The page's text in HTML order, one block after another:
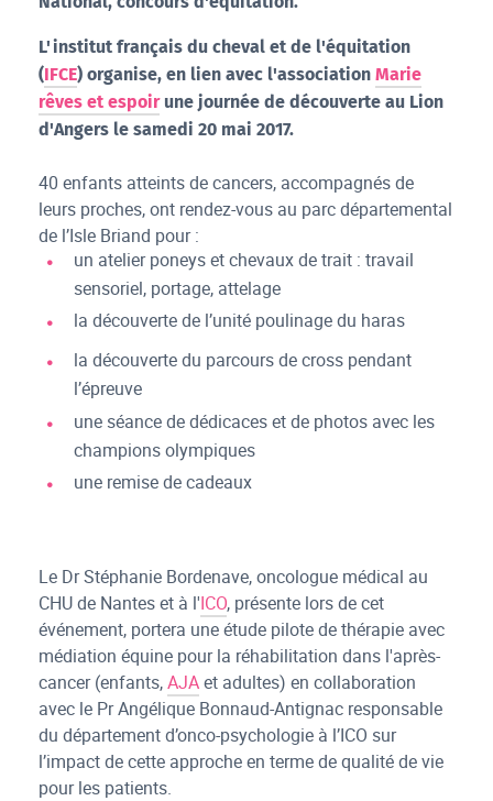
L'institut français du cheval et de l'équitation
(IFCE) organise, en lien avec l'associationMarie
rêves et espoirune journée de découverte au Lion
d'Angers le samedi 20 mai 2017.
40 enfants atteints de cancers, accompagnés de
leurs proches, ont rendez-vous au parc départemental
de l’Isle Briand pour :
un atelier poneys et chevaux de trait : travail
sensoriel, portage, attelage
la découverte de l’unité poulinage du haras
la découverte du parcours de cross pendant
l’épreuve
une séance de dédicaces et de photos avec les
champions olympiques
une remise de cadeaux
Le Dr Stéphanie Bordenave, oncologue médical au
CHU de Nantes et à l'ICO, présente lors de cet
événement, portera une étude pilote de thérapie avec
médiation équine pour la réhabilitation dans l'après-
cancer (enfants,AJAet adultes) en collaboration
avec le Pr Angélique Bonnaud-Antignac responsable
du département d’onco-psychologie à l’ICO sur
l’impact de cette approche en terme de qualité de vie
pour les patients.